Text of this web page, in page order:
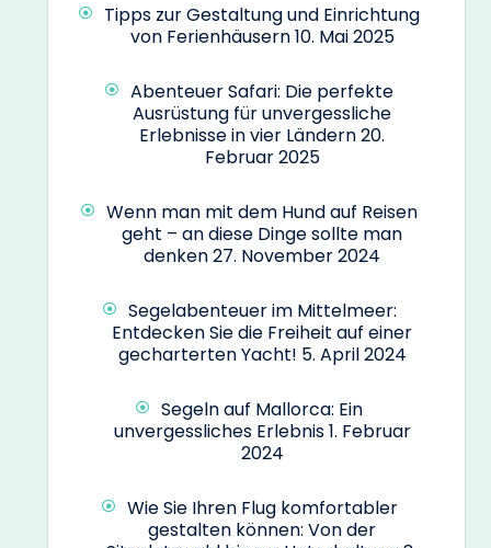
Tipps zur Gestaltung und Einrichtung
von Ferienhäusern10. Mai 2025
Abenteuer Safari: Die perfekte
Ausrüstung für unvergessliche
Erlebnisse in vier Ländern20.
Februar 2025
Wenn man mit dem Hund auf Reisen
geht – an diese Dinge sollte man
denken27. November 2024
Segelabenteuer im Mittelmeer:
Entdecken Sie die Freiheit auf einer
gecharterten Yacht! 5. April 2024
Segeln auf Mallorca: Ein
unvergessliches Erlebnis1. Februar
2024
Wie Sie Ihren Flug komfortabler
gestalten können: Von der